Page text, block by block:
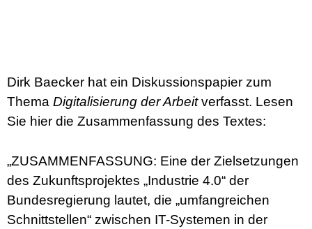
Dirk Baecker hat ein Diskussionspapier zum
Thema Digitalisierung der Arbeitverfasst. Lesen
Sie hier die Zusammenfassung des Textes:
„ZUSAMMENFASSUNG: Eine der Zielsetzungen
des Zukunftsprojektes „Industrie 4.0“ der
Bundesregierung lautet, die „umfangreichen
Schnittstellen“ zwischen IT-Systemen in der